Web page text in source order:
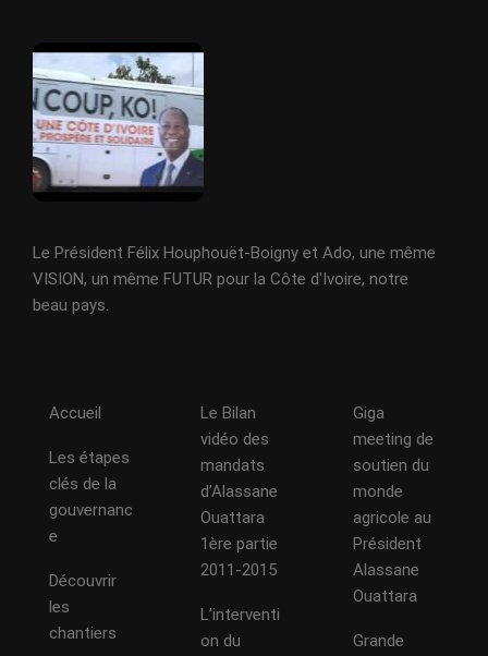
Le Président Félix Houphouët-Boigny et Ado, une même
VISION, un même FUTUR pour la Côte d'Ivoire, notre
beau pays.
Accueil
Les étapes
clés de la
gouvernanc
e
Découvrir
les
chantiers
Le Bilan
vidéo des
mandats
d’Alassane
Ouattara
1ère partie
2011-2015
L’interventi
on du
Giga
meeting de
soutien du
monde
agricole au
Président
Alassane
Ouattara
Grande